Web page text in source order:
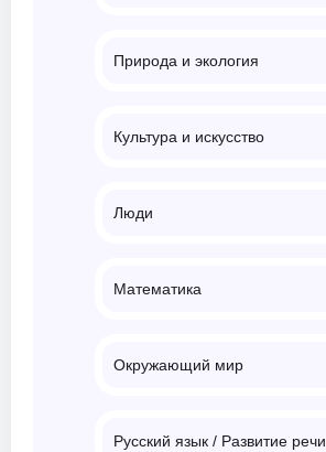
Природа и экология
Культура и искусство
Люди
Математика
Окружающий мир
Русский язык / Развитие речи